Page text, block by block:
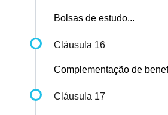
Bolsas de estudo...
Cláusula 16
Complementação de
Cláusula 17